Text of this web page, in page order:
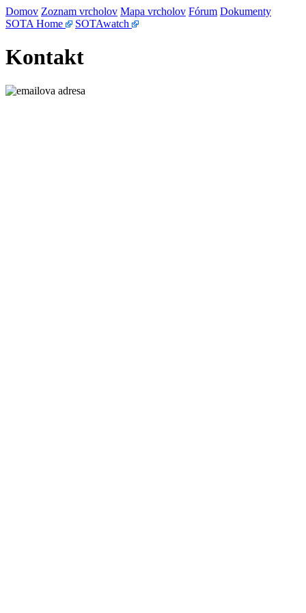
Domov Zoznam vrcholov Mapa vrcholov Fórum Dokumenty
SOTA Home
SOTAwatch
Kontakt